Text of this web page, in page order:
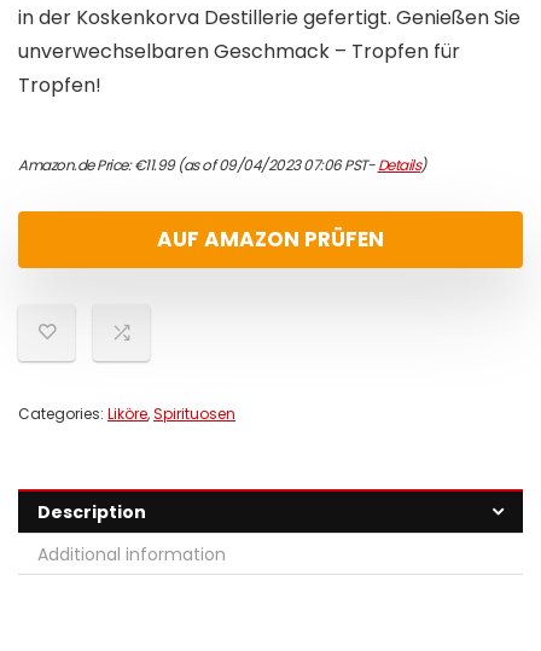
in der Koskenkorva Destillerie gefertigt. Genießen Sie
unverwechselbaren Geschmack – Tropfen für
Tropfen!
Amazon.de Price:€11.99(as of 09/04/2023 07:06 PST-Details)
AUF AMAZON PRÜFEN
Categories: Liköre,Spirituosen
Description
Additional information